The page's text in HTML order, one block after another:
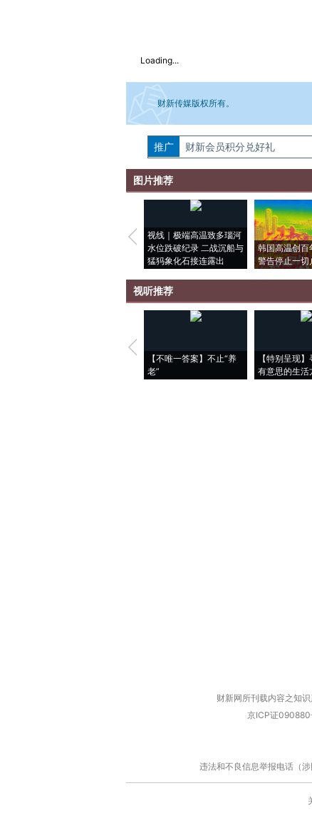
Loading...
财新传媒版权所有。
如需刊登转载请点击右侧按钮，提交相
推广 财新会员积分兑好礼
图片推荐
视线｜极端高温致多瑙河
水位跌破纪录 二战沉船与
猛犸象化石接连露出
韩国高温创百
警告停止一切
视听推荐
【不唯一答案】不止“养
老”
【特别呈现
有意思的生活
财新网所刊载内容之知
京ICP证090880
违法和不良信息举报电话（